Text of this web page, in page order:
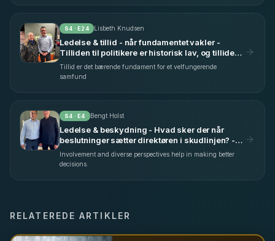
S4 · E24 Lisbeth Knudsen
Ledelse & tillid - når fundamentet vakler -
Tilliden til politikere er historisk lav, og tilliden
til offentlige instanser bevæger sig i en lige så
bekymrende retning - med Lisbeth Knudsen
Tillid er det bærende fundament for et velfungerende
samfund
S4 · E4 Bengt Holst
Ledelse & beskydning - Hvad sker der når
beslutninger sætter direktøren i skudlinjen? -
med Bengt Holst (S4 E4)
Involvement and diverse perspectives help in making better
decisions.
RELATEREDE ARTIKLER